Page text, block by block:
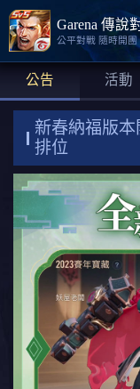
Garena 傳說
公平對戰 隨時開團
公告 活動
新春納福版
排位